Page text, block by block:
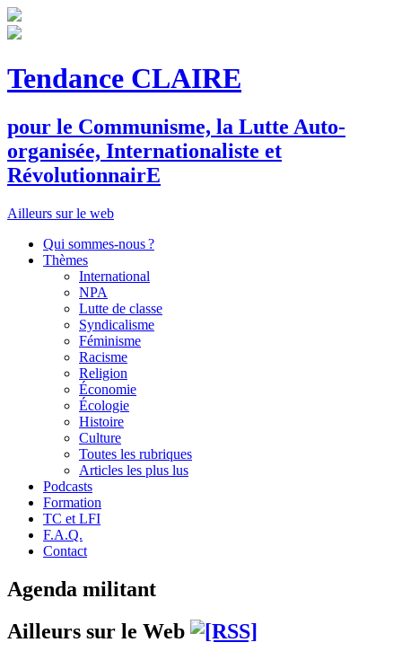
Tendance CLAIRE
pour le Communisme, la Lutte Auto-
organisée, Internationaliste et
RévolutionnairE
Ailleurs sur le web
Qui sommes-nous ?
Thèmes
International
NPA
Lutte de classe
Syndicalisme
Féminisme
Racisme
Religion
Économie
Écologie
Histoire
Culture
Toutes les rubriques
Articles les plus lus
Podcasts
Formation
TC et LFI
F.A.Q.
Contact
Agenda militant
Ailleurs sur le Web